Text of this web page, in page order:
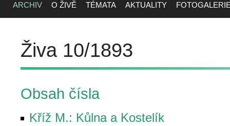
ARCHIV O ŽIVĚ TÉMATA AKTUALITY
Živa 10/1893
Obsah čísla
Kříž M.: Kůlna a Kostelík